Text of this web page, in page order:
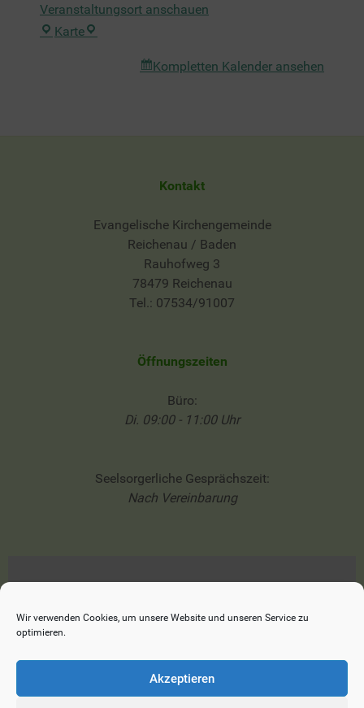
Wir verwenden Cookies, um unsere Website und unseren Service zu
optimieren.
Akzeptieren
Veranstaltungsort anschauen
KarteHeilig-
Kompletten Kalender ansehen
Kontakt
Evangelische Kirchengemeinde
Reichenau / Baden
Rauhofweg 3
78479 Reichenau
Tel.: 07534/91007
Öffnungszeiten
Büro:
Di. 09:00 - 11:00 Uhr
Seelsorgerliche Gesprächszeit:
Nach Vereinbarung